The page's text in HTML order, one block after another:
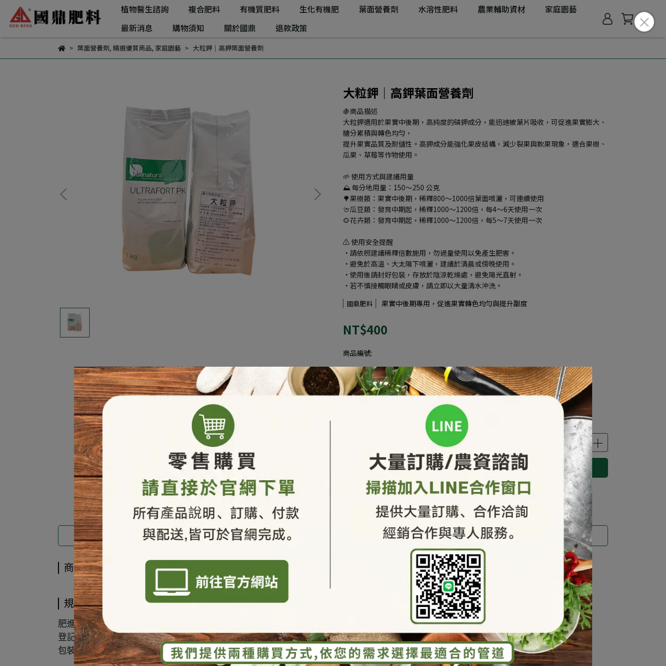
植物醫生諮詢 複合肥料 有機質肥料 生化有機肥 葉面營養劑 水溶性肥料 農業輔助資材
家庭園藝
最新消息
購物須知 關於國鼎 退款政策
葉面營養劑, 精選優質商品, 家庭園藝 大粒鉀｜高鉀葉面營養劑
大粒鉀｜高鉀葉面營養劑
🍇商品描述
大粒鉀適用於果實中後期，高純度的磷鉀成分，能迅速被葉片吸收，可促進果實膨大、
糖分累積與轉色均勻，
提升果實品質及耐儲性。高鉀成分能強化果皮結構，減少裂果與軟果現象，適合果樹、
瓜果、草莓等作物使用。
🌱 使用方式與建議用量
⛰️ 每分地用量：150～250 公克
🌳果樹類：果實中後期，稀釋800～1000倍葉面噴灑，可連續使用
🍈瓜豆類：發育中期起，稀釋1000～1200倍，每4～6天使用一次
🌻花卉類：發育中期起，稀釋1000～1200倍，每5～7天使用一次
⚠️ 使用安全提醒
•請依照建議稀釋倍數施用，勿過量使用以免產生肥害。
•避免於高溫、大太陽下噴灑，建議於清晨或傍晚使用。
•使用後請封好包裝，存放於陰涼乾燥處，避免陽光直射。
•若不慎接觸眼睛或皮膚，請立即以大量清水沖洗。
國鼎肥料 果實中後期專用，促進果實轉色均勻與提升甜度
NT$400
商品編號:
供貨狀況:尚有庫存
容量
加入購物車 立即購買
加入最愛
商品介紹 運送方式
商品介紹
規格說明
肥進(複)字第0898010號
登記成分：水溶性磷酐6%、水溶性氧化鉀56%
包裝：1kg